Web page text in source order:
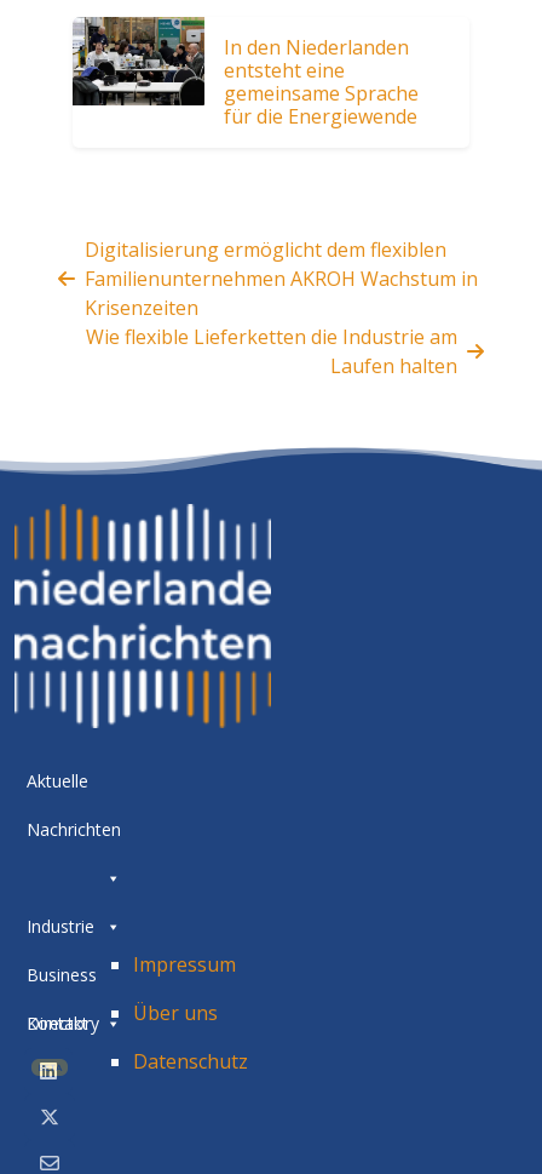
In den Niederlanden
entsteht eine
gemeinsame Sprache
für die Energiewende
Digitalisierung ermöglicht dem flexiblen
Familienunternehmen AKROH Wachstum in
Krisenzeiten
Wie flexible Lieferketten die Industrie am
Laufen halten
Aktuelle
Nachrichten
Industrie
Business
Directory
BETA
Kontakt
Impressum
Über uns
Datenschutz